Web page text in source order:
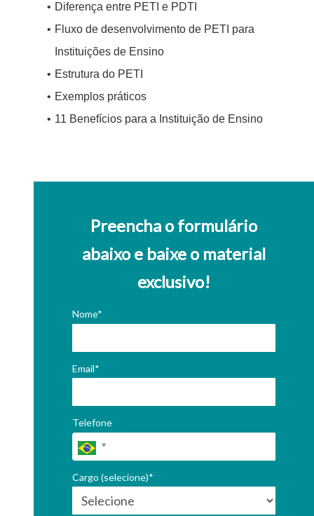
Diferença entre PETI e PDTI
Fluxo de desenvolvimento de PETI para
Instituições de Ensino
Estrutura do PETI
Exemplos práticos
11 Benefícios para a Instituição de Ensino
Preencha o formulário
abaixoe baixe o material
exclusivo!
Nome*
Email*
Telefone
Cargo (selecione)*